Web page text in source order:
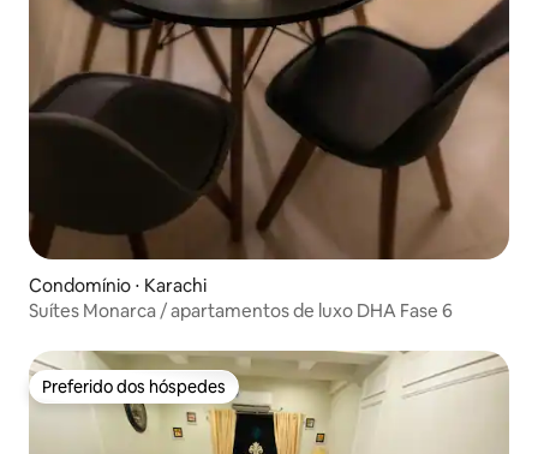
Condomínio ⋅ Karachi
Suítes Monarca / apartamentos de luxo DHA Fase 6
Preferido dos hóspedes
Preferido dos hóspedes